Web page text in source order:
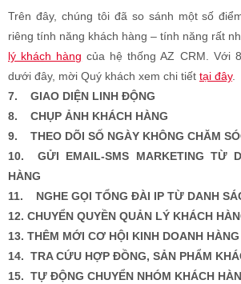
Trên đây, chúng tôi đã so sánh một số
riêng tính năng khách hàng – tính năng rất
lý khách hàng của hệ thống AZ CRM. Với
dưới đây, mời Quý khách xem chi tiết tại đây.
7. GIAO DIỆN LINH ĐỘNG
8. CHỤP ẢNH KHÁCH HÀNG
9. THEO DÕI SỐ NGÀY KHÔNG CHĂM
10. GỬI EMAIL-SMS MARKETING TỪ
HÀNG
11. NGHE GỌI TỔNG ĐÀI IP TỪ DANH
12. CHUYỂN QUYỀN QUẢN LÝ KHÁCH
13. THÊM MỚI CƠ HỘI KINH DOANH
14. TRA CỨU HỢP ĐỒNG, SẢN PHẨM
15. TỰ ĐỘNG CHUYỂN NHÓM KHÁCH